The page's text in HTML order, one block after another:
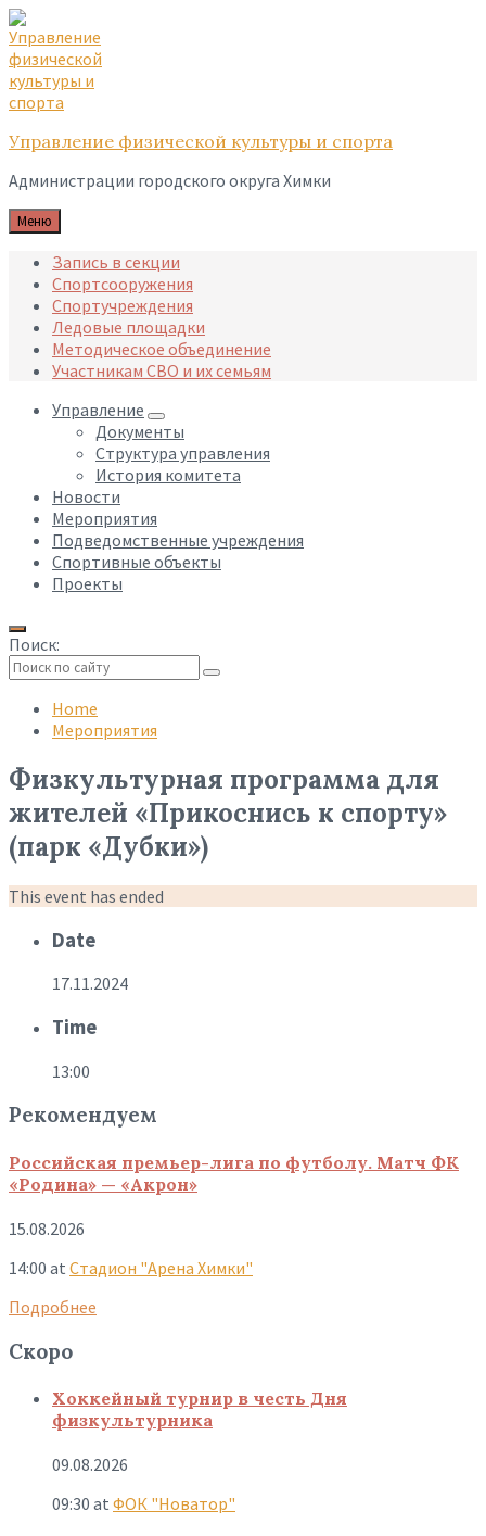
Skip
to
content
Skip
to
main
navigation
Skip
to
footer
Управление физической культуры и спорта
Администрации городского округа Химки
Меню
Запись в секции
Спортсооружения
Спортучреждения
Ледовые площадки
Методическое объединение
Участникам СВО и их семьям
Управление
Документы
Структура управления
История комитета
Новости
Мероприятия
Подведомственные учреждения
Спортивные объекты
Проекты
Поиск:
search
Home
Мероприятия
Физкультурная программа для
жителей «Прикоснись к спорту»
(парк «Дубки»)
This event has ended
Date
17.11.2024
Time
13:00
Рекомендуем
Российская премьер-лига по футболу. Матч ФК
«Родина» — «Акрон»
15.08.2026
14:00 at Стадион "Арена Химки"
Подробнее
Скоро
Хоккейный турнир в честь Дня
физкультурника
09.08.2026
09:30 at ФОК "Новатор"